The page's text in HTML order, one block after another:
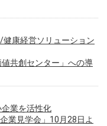
康経営ソリューション
共創センター」への導
業を活性化
業見学会」10月28日よ